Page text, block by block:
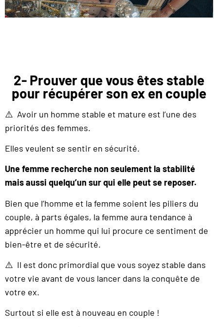
2- Prouver que vous êtes stable
pour récupérer son ex en couple
⚠️ Avoir un homme stable et mature est l’une des
priorités des femmes.
Elles veulent se sentir en sécurité.
Une femme recherche non seulement la stabilité
mais aussi quelqu’un sur qui elle peut se reposer.
Bien que l’homme et la femme soient les piliers du
couple, à parts égales, la femme aura tendance à
apprécier un homme qui lui procure ce sentiment de
bien-être et de sécurité.
⚠️ Il est donc primordial que vous soyez stable dans
votre vie avant de vous lancer dans la conquête de
votre ex.
Surtout si elle est à nouveau en couple !